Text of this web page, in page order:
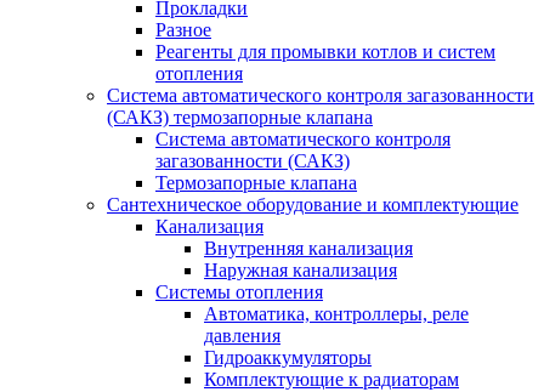
Прокладки
Разное
Реагенты для промывки котлов и систем
отопления
Система автоматического контроля загазованности
(САКЗ) термозапорные клапана
Система автоматического контроля
загазованности (САКЗ)
Термозапорные клапана
Сантехническое оборудование и комплектующие
Канализация
Внутренняя канализация
Наружная канализация
Системы отопления
Автоматика, контроллеры, реле
давления
Гидроаккумуляторы
Комплектующие к радиаторам